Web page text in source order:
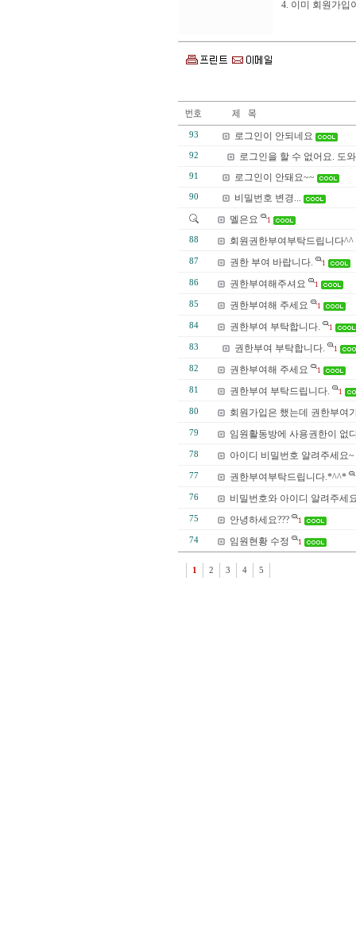
4. 이미 회원가입
93 로그인이 안되네요
92 로그인을 할 수 없어요. 도
91 로그인이 안돼요~~
90
비밀번호 변경...
멜은요
1
88 회원권한부여부탁드립니다^^
87 권한 부여 바랍니다. 1
86 권한부여해주셔요 1
85 권한부여해 주세요 1
84 권한부여 부탁합니다. 1
83 권한부여 부탁합니다. 1
82 권한부여해 주세요 1
81 권한부여 부탁드립니다. 1
80 회원가입은 했는데 권한부여
79 임원활동방에 사용권한이 없
78 아이디 비밀번호 알려주세요~
77 권한부여부탁드립니다.*^^*
76 비밀번호와 아이디 알려주세
75 안녕하세요??? 1
74 임원현황 수정 1
1 2 3 4 5